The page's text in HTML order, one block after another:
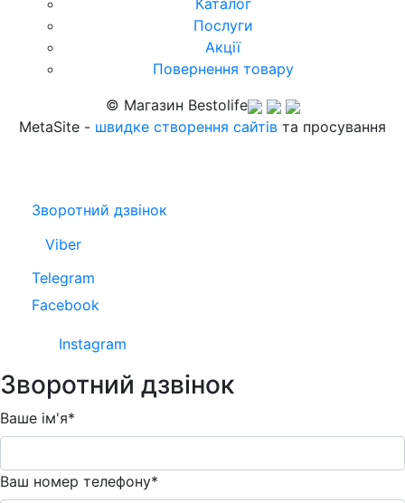
Каталог
Послуги
Акції
Повернення товару
© Магазин Bestolife
MetaSite - швидке створення сайтів та просування
Зворотний дзвінок
Viber
Telegram
Facebook
Instagram
Зворотний дзвінок
Ваше ім'я*
Ваш номер телефону*